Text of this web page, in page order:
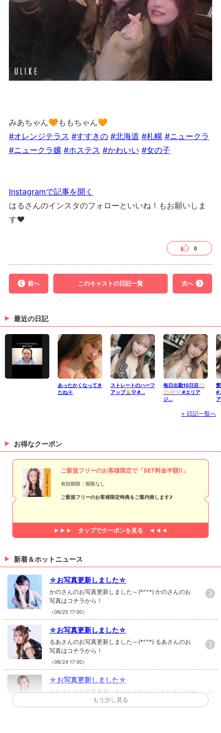
みあちゃん🧡ももちゃん🧡
#オレンジテラス #すすきの #北海道 #札幌 #ニュークラ
#ニュークラ嬢 #ホステス #かわいい #女の子
Instagramで記事を開く
はるさんのインスタのフォローといいね！もお願いしま
す❤︎
0
前へ このキャストの日記一覧 次へ
最近の日記
あったかくなってき
たね☀️
ストレートのハーフ
アップ👱🏻‍♀️♡ #...
毎日出勤10日目🫶🏻
🫶🏻🤍🤍 #エリア
ジ...
#
> 日記一覧へ
お得なクーポン
ご新規フリーのお客様限定で「SET料金半額!!」
有効期限：期限なし
ご新規フリーのお客様限定特典をご案内致します♪
タップでクーポンを見る
新着＆ホットニュース
☆お写真更新しました☆
かのさんのお写真更新しました～(*^^*) かのさんのお
写真はコチラから！
（06/25 17:00）
☆お写真更新しました☆
るあさんのお写真更新しました～(*^^*) るあさんのお
写真はコチラから！
（06/24 17:00）
☆お写真更新しました☆
えなさんのお写真更新しました～(*´ω｀) えなさんのお
写真はコチラから！もう少し見る